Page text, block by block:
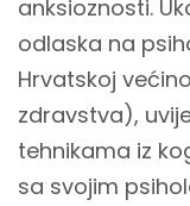
anksioznosti.
odlaska na
Hrvatskoj
zdravstva),
tehnikama iz
sa svojim